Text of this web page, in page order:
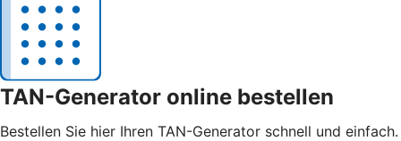
TAN-Generator online bestellen
Bestellen Sie hier Ihren TAN-Generator schnell und einfach.